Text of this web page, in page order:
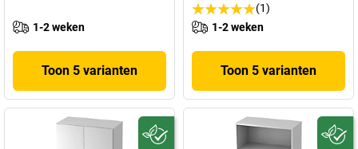
1-2 weken
Toon 5 varianten
(1)
1-2 weken
Toon 5 varianten